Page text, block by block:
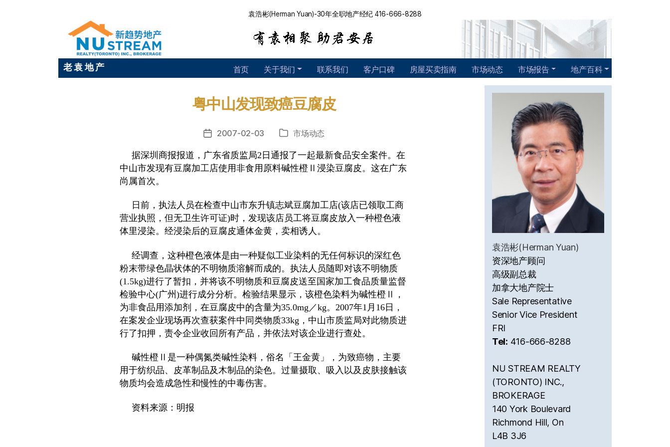
袁浩彬(Herman Yuan)-30年全职地产经纪 416-666-8288
老 袁 地 产 首页 关于我们 联系我们 客户口碑 房屋买卖指南 市场动态 市场报告 地产百科
粤中山发现致癌豆腐皮
发
日
期
2007-02-03
分 市场动态
据深圳商报报道，广东省质监局2日通报了一起最新食品安全案件。在
中山市发现有豆腐加工店使用非食用原料碱性橙Ⅱ浸染豆腐皮。这在广东
尚属首次。
日前，执法人员在检查中山市东升镇志斌豆腐加工店(该店已领取工商
营业执照，但无卫生许可证)时，发现该店员工将豆腐皮放入一种橙色液
体里浸染。经浸染后的豆腐皮通体金黄，卖相诱人。
经调查，这种橙色液体是由一种疑似工业染料的无任何标识的深红色
粉末带绿色晶状体的不明物质溶解而成的。执法人员随即对该不明物质
(1.5kg)进行了暂扣，并将该不明物质和豆腐皮送至国家加工食品质量监督
检验中心(广州)进行成分分析。检验结果显示，该橙色染料为碱性橙Ⅱ，
为非食品用添加剂，在豆腐皮中的含量为35.0mg／kg。 2007年1月 16日，
在案发企业现场再次查获案件中同类物质33kg ，中山市质监局对此物质进
行了扣押，责令企业收回所有产品，并依法对该企业进行查处。
碱性橙Ⅱ是一种偶氮类碱性染料，俗名「王金黄」，为致癌物，主要
用于纺织品、皮革制品及木制品的染色。过量摄取、吸入以及皮肤接触该
物质均会造成急性和慢性的中毒伤害。
资料来源：明报
袁浩彬(Herman Yuan)
资深地产顾问
高级副总裁
加拿大地产院士
Sale Representative
Senior Vice President
FRI
Tel: 416-666-8288
NU STREAM REALTY
(TORONTO) INC.,
BROKERAGE
140 York Boulevard
Richmond Hill, On
L4B 3J6